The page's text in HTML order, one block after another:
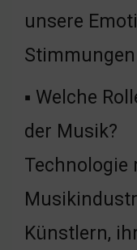
unsere
▪ Welche
der Musik?
Technologie
Künstlern,